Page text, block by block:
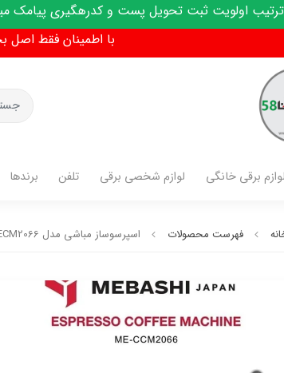
تحویل پست و کدرهگیری پیامک میشود
با اطمینان فقط اصل بخرید ...
لوازم برقی خانگی لوازم شخصی برقی تلفن برندها
فهرست محصولات اسپرسوساز مباشی مدل ME-ECM2066